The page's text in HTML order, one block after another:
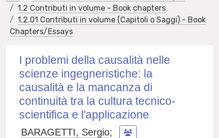
1.2 Contributi in volume - Book chapters
1.2.01 Contributi in volume (Capitoli o Saggi) - Book
Chapters/Essays
I problemi della causalità nelle
scienze ingegneristiche: la
causalità e la mancanza di
continuità tra la cultura tecnico-
scientifica e l'applicazione
BARAGETTI, Sergio;